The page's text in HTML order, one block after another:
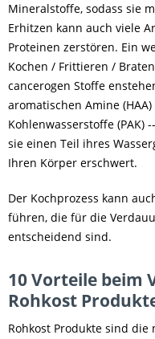
Mineralstoffe, sodass sie
Erhitzen kann auch viele
Proteinen zerstören. Ein
Kochen / Frittieren /
cancerogen Stoffe
aromatischen Amine
Kohlenwasserstoffe (PAK)
sie einen Teil ihres
Ihren Körper erschwert.
Der Kochprozess kann
führen, die für die
entscheidend sind.
10 Vorteile beim
Rohkost
Rohkost Produkte sind